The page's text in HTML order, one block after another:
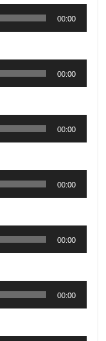
00:00
00:00
00:00
00:00
00:00
00:00